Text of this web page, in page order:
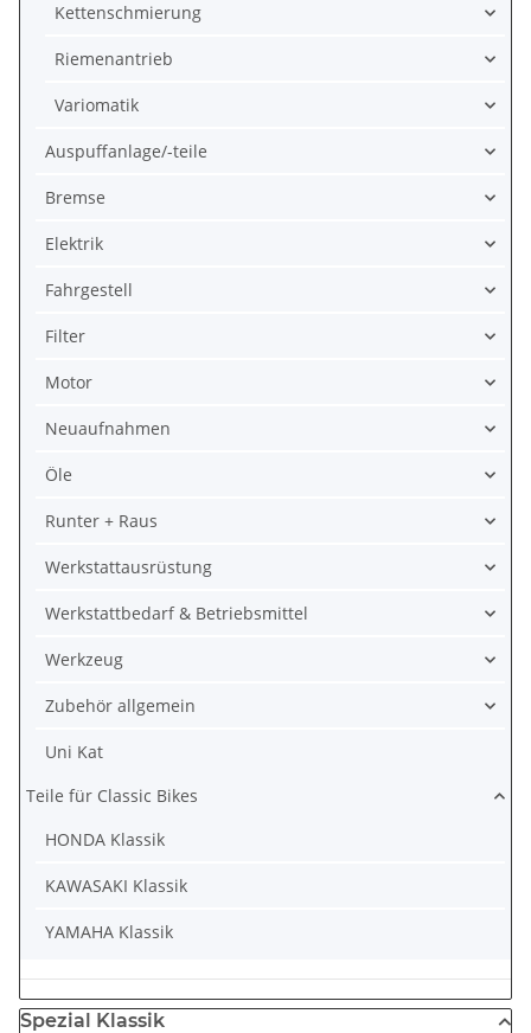
Kettenschmierung
Riemenantrieb
Variomatik
Auspuffanlage/-teile
Bremse
Elektrik
Fahrgestell
Filter
Motor
Neuaufnahmen
Öle
Runter + Raus
Werkstattausrüstung
Werkstattbedarf & Betriebsmittel
Werkzeug
Zubehör allgemein
Uni Kat
Teile für Classic Bikes
HONDA Klassik
KAWASAKI Klassik
YAMAHA Klassik
Spezial Klassik